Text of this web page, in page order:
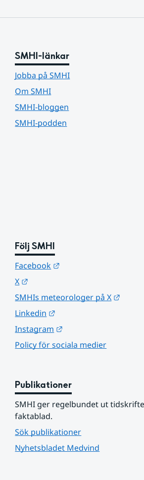
SMHI-länkar
Jobba på SMHI
Om SMHI
SMHI-bloggen
SMHI-podden
Följ SMHI
Facebook
X
SMHIs meteorologer på X
Linkedin
Instagram
Policy för sociala medier
Publikationer
SMHI ger regelbundet ut
faktablad.
Sök publikationer
Nyhetsbladet Medvind